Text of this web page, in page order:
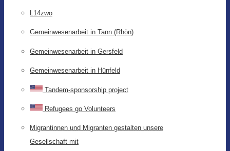
L14zwo
Gemeinwesenarbeit in Tann (Rhön)
Gemeinwesenarbeit in Gersfeld
Gemeinwesenarbeit in Hünfeld
Tandem-sponsorship project
Refugees go Volunteers
Migrantinnen und Migranten gestalten unsere
Gesellschaft mit